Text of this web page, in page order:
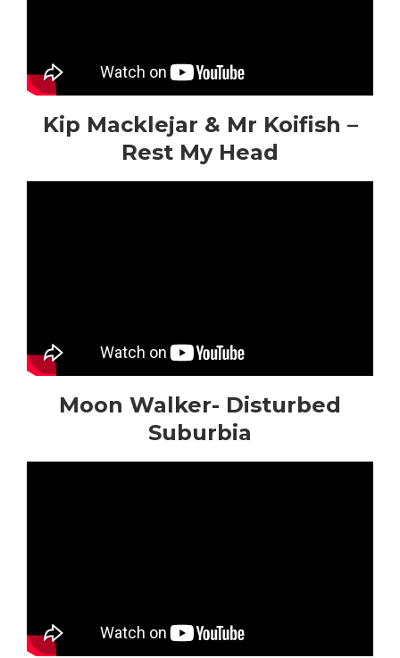
Kip Macklejar & Mr Koifish –
Rest My Head
Moon Walker- Disturbed
Suburbia